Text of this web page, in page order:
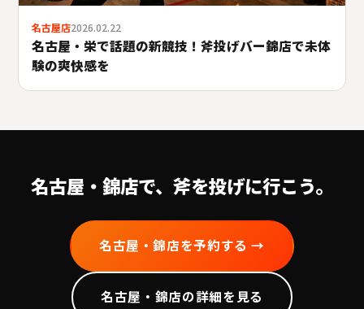
名古屋店2026.02.22
名古屋・栄で話題の新競技！斧投げバー錦店で未体
験の爽快感を
名古屋・錦店で、斧を投げに行こう。
名古屋・錦店を予約する →
名古屋・錦店の詳細を見る